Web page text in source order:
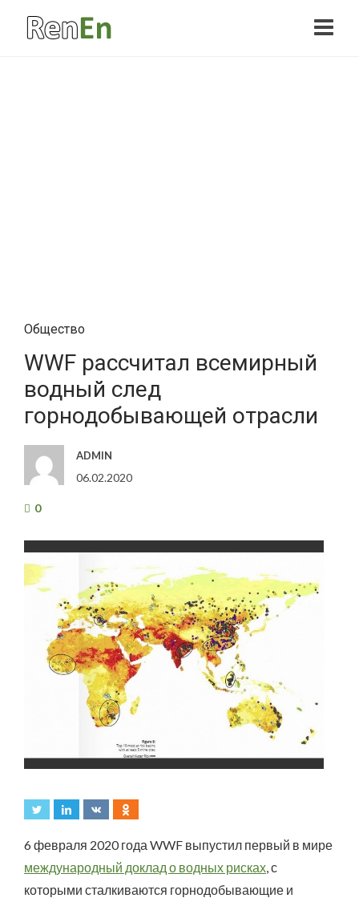
Общество
WWF рассчитал всемирный
водный след
горнодобывающей отрасли
ADMIN
06.02.2020
0
6 февраля 2020 года WWF выпустил первый в мире
международный доклад о водных рисках , с
которыми сталкиваются горнодобывающие и